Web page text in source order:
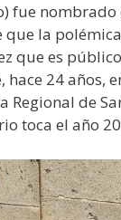
fue nombrado
que la
que es
24 años,
Regional de
toca el año